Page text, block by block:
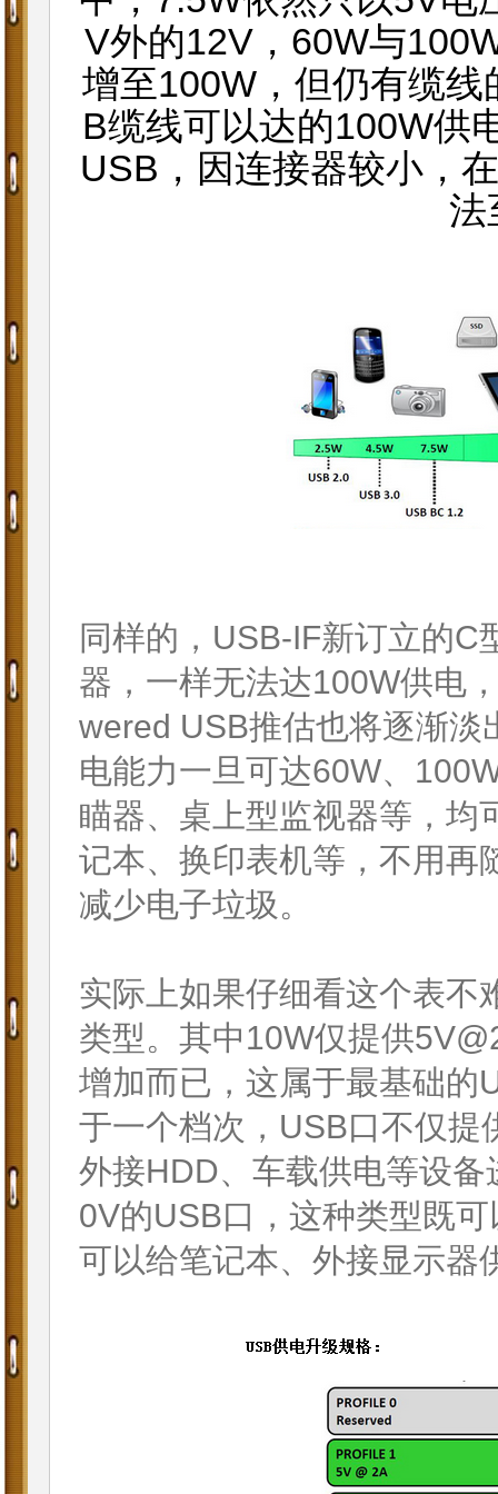
V外的12V，60W与
增至100W，但仍有缆
B缆线可以达的100W供
USB，因连接器较小，
法
同样的，USB-IF新订立的C
器，一样无法达100W供电
wered USB推估也将逐渐淡
电能力一旦可达60W、
瞄器、桌上型监视器等，均
记本、换印表机等，不用再
减少电子垃圾。
实际上如果仔细看这个表不
类型。其中10W仅提供
增加而已，这属于最基础的
于一个档次，USB口不仅提
外接HDD、车载供电等设
0V的USB口，这种类型既
可以给笔记本、外接显示器